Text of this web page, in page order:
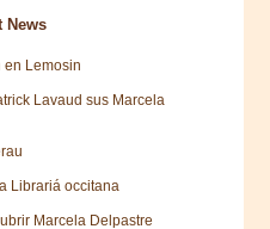
News
en Lemosin
Lavaud sus Marcela
Librariá occitana
Marcela Delpastre